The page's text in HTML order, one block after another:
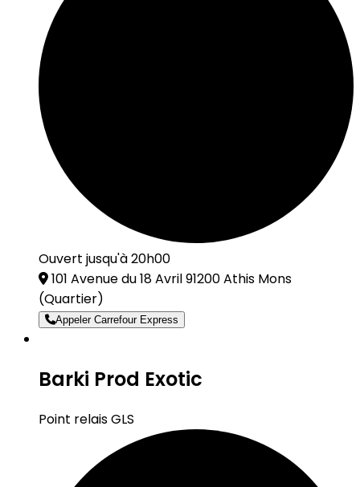
Ouvert jusqu'à 20h00
101 Avenue du 18 Avril 91200 Athis Mons
(Quartier)
Appeler Carrefour Express
Barki Prod Exotic
Point relais GLS